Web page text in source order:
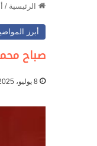
الرئيسية /
أبرز
صباح
8 يوليو، 2025